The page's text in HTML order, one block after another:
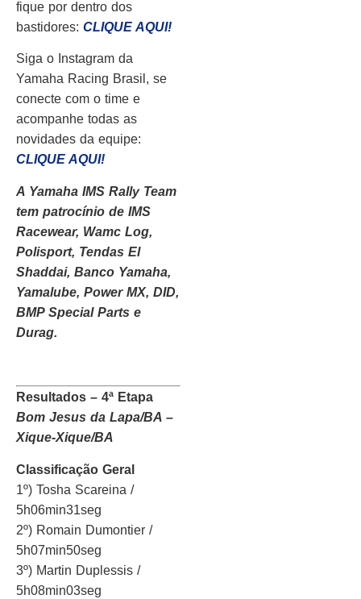
fique por dentro dos
bastidores: CLIQUE AQUI!
Siga o Instagram da
Yamaha Racing Brasil, se
conecte com o time e
acompanhe todas as
novidades da equipe:
CLIQUE AQUI!
A Yamaha IMS Rally Team
tem patrocínio de IMS
Racewear, Wamc Log,
Polisport, Tendas El
Shaddai, Banco Yamaha,
Yamalube, Power MX, DID,
BMP Special Parts e
Durag.
Resultados – 4ª Etapa
Bom Jesus da Lapa/BA –
Xique-Xique/BA
Classificação Geral
1º) Tosha Scareina /
5h06min31seg
2º) Romain Dumontier /
5h07min50seg
3º) Martin Duplessis /
5h08min03seg